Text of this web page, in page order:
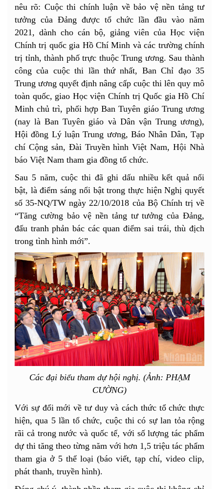
nêu rõ: Cuộc thi chính luận về bảo vệ nền tảng tư
tưởng của Đảng được tổ chức lần đầu vào năm
2021, dành cho cán bộ, giảng viên của Học viện
Chính trị quốc gia Hồ Chí Minh và các trường chính
trị tỉnh, thành phố trực thuộc Trung ương. Sau thành
công của cuộc thi lần thứ nhất, Ban Chỉ đạo 35
Trung ương quyết định nâng cấp cuộc thi lên quy mô
toàn quốc, giao Học viện Chính trị Quốc gia Hồ Chí
Minh chủ trì, phối hợp Ban Tuyên giáo Trung ương
(nay là Ban Tuyên giáo và Dân vận Trung ương),
Hội đồng Lý luận Trung ương, Báo Nhân Dân, Tạp
chí Cộng sản, Đài Truyền hình Việt Nam, Hội Nhà
báo Việt Nam tham gia đồng tổ chức.
Sau 5 năm, cuộc thi đã ghi dấu nhiều kết quả nổi
bật, là điểm sáng nổi bật trong thực hiện Nghị quyết
số 35-NQ/TW ngày 22/10/2018 của Bộ Chính trị về
“Tăng cường bảo vệ nền tảng tư tưởng của Đảng,
đấu tranh phản bác các quan điểm sai trái, thù địch
trong tình hình mới”.
Các đại biểu tham dự hội nghị. (Ảnh: PHẠM
CƯỜNG)
Với sự đổi mới về tư duy và cách thức tổ chức thực
hiện, qua 5 lần tổ chức, cuộc thi có sự lan tỏa rộng
rãi cả trong nước và quốc tế, với số lượng tác phẩm
dự thi tăng theo từng năm với hơn 1,5 triệu tác phẩm
tham gia ở 5 thể loại (báo viết, tạp chí, video clip,
phát thanh, truyền hình).